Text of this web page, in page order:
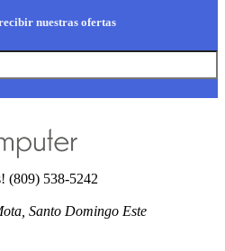
nuestras ofertas
(809) 538-5242
Santo Domingo Este